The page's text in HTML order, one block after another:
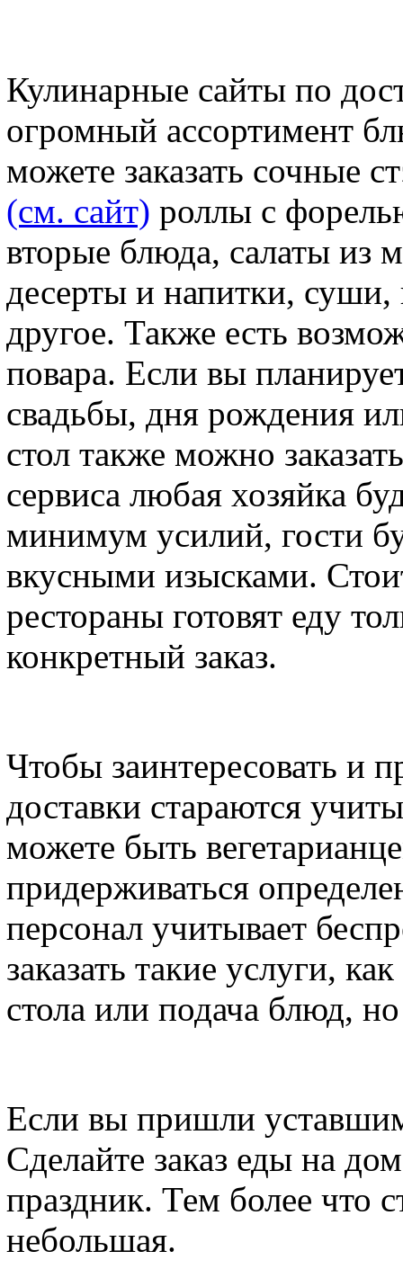
Кулинарные сайты по
огромный ассортимент
можете заказать сочные
(см. сайт) роллы с
вторые блюда, салаты из
десерты и напитки,
другое. Также есть
повара. Если вы
свадьбы, дня рождения
стол также можно
сервиса любая хозяйка
минимум усилий, гости
вкусными изысками.
рестораны готовят еду
конкретный заказ.
Чтобы заинтересовать и
доставки стараются
можете быть
придерживаться
персонал учитывает
заказать такие услуги,
стола или подача блюд,
Если вы пришли
Сделайте заказ еды на
праздник. Тем более что
небольшая.